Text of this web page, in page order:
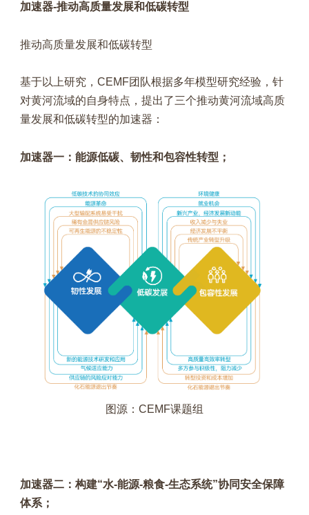
加速器-推动高质量发展和低碳转型
推动高质量发展和低碳转型
基于以上研究，CEMF团队根据多年模型研究经验，针
对黄河流域的自身特点，提出了三个推动黄河流域高质
量发展和低碳转型的加速器：
加速器一：能源低碳、韧性和包容性转型；
图源：CEMF课题组
加速器二：构建“水-能源-粮食-生态系统”协同安全保障
体系；